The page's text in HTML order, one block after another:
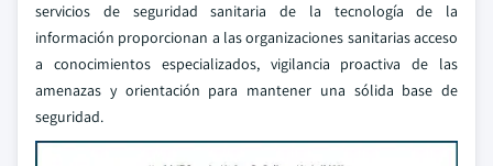
servicios de seguridad sanitaria de la tecnología de la
información proporcionan a las organizaciones sanitarias acceso
a conocimientos especializados, vigilancia proactiva de las
amenazas y orientación para mantener una sólida base de
seguridad.